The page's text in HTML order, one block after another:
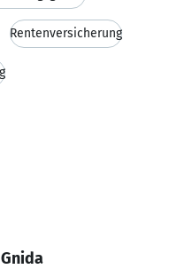
Rentenversicherung